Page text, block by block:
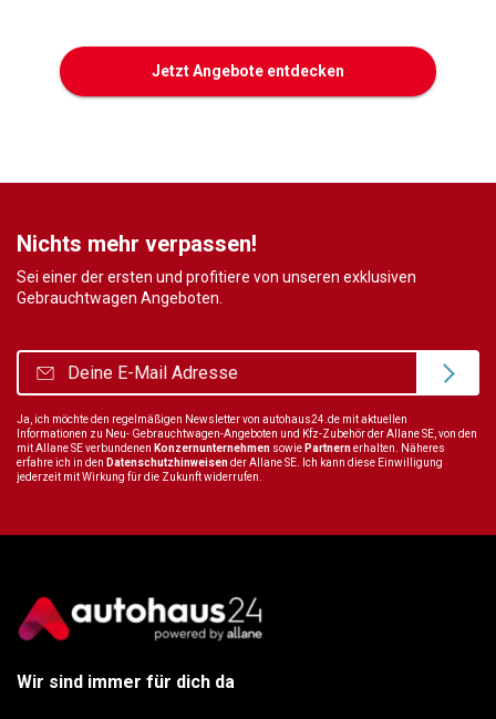
Jetzt Angebote entdecken
Nichts mehr verpassen!
Sei einer der ersten und profitiere von unseren exklusiven
Gebrauchtwagen Angeboten.
Ja, ich möchte den regelmäßigen Newsletter von autohaus24.de mit aktuellen
Informationen zu Neu- Gebrauchtwagen-Angeboten und Kfz-Zubehör der Allane SE, von den
mit Allane SE verbundenen Konzernunternehmen sowie Partnernerhalten. Näheres
erfahre ich in den Datenschutzhinweisender Allane SE. Ich kann diese Einwilligung
jederzeit mit Wirkung für die Zukunft widerrufen.
Wir sind immer für dich da